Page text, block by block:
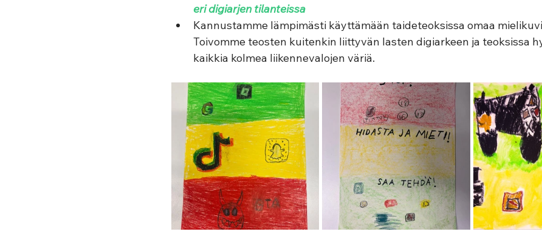
eri digiarjen tilanteissa
Kannustamme lämpimästi käyttämään taideteoksissa omaa
Toivomme teosten kuitenkin liittyvän lasten digiarkeen ja teoksissa
kaikkia kolmea liikennevalojen väriä.